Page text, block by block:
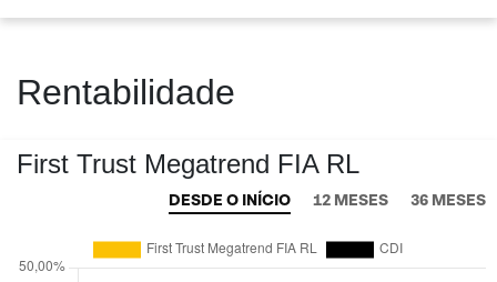
Rentabilidade
First Trust Megatrend FIA RL
DESDE O INÍCIO 12 MESES 36 MESES